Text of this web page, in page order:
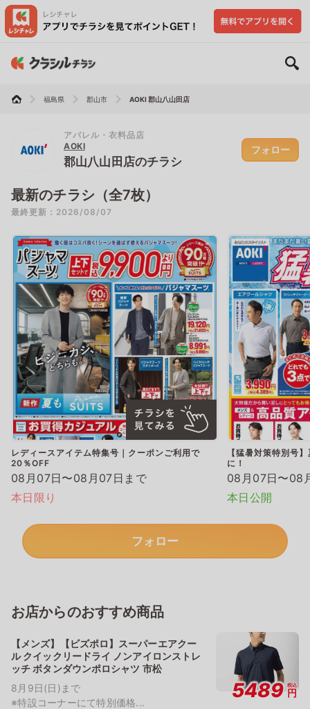
福島県 郡山市 AOKI 郡山八山田店
アパレル・衣料品店
AOKI
郡山八山田店のチラシ
フォロー
最新のチラシ（全7枚）
最終更新：2026/08/07
レディースアイテム特集号｜クーポンご利用で
20％OFF
08月07日〜08月07日まで
本日限り
【猛暑対策特別号
に！
08月07日〜08
本日公開
フォロー
お店からのおすすめ商品
【メンズ】【ビズポロ】スーパーエアクー
ル クイックリードライ ノンアイロンストレ
ッチ ボタンダウンポロシャツ 市松
8月9日(日)まで
※特設コーナーにて特別価格...
5489 税込
円